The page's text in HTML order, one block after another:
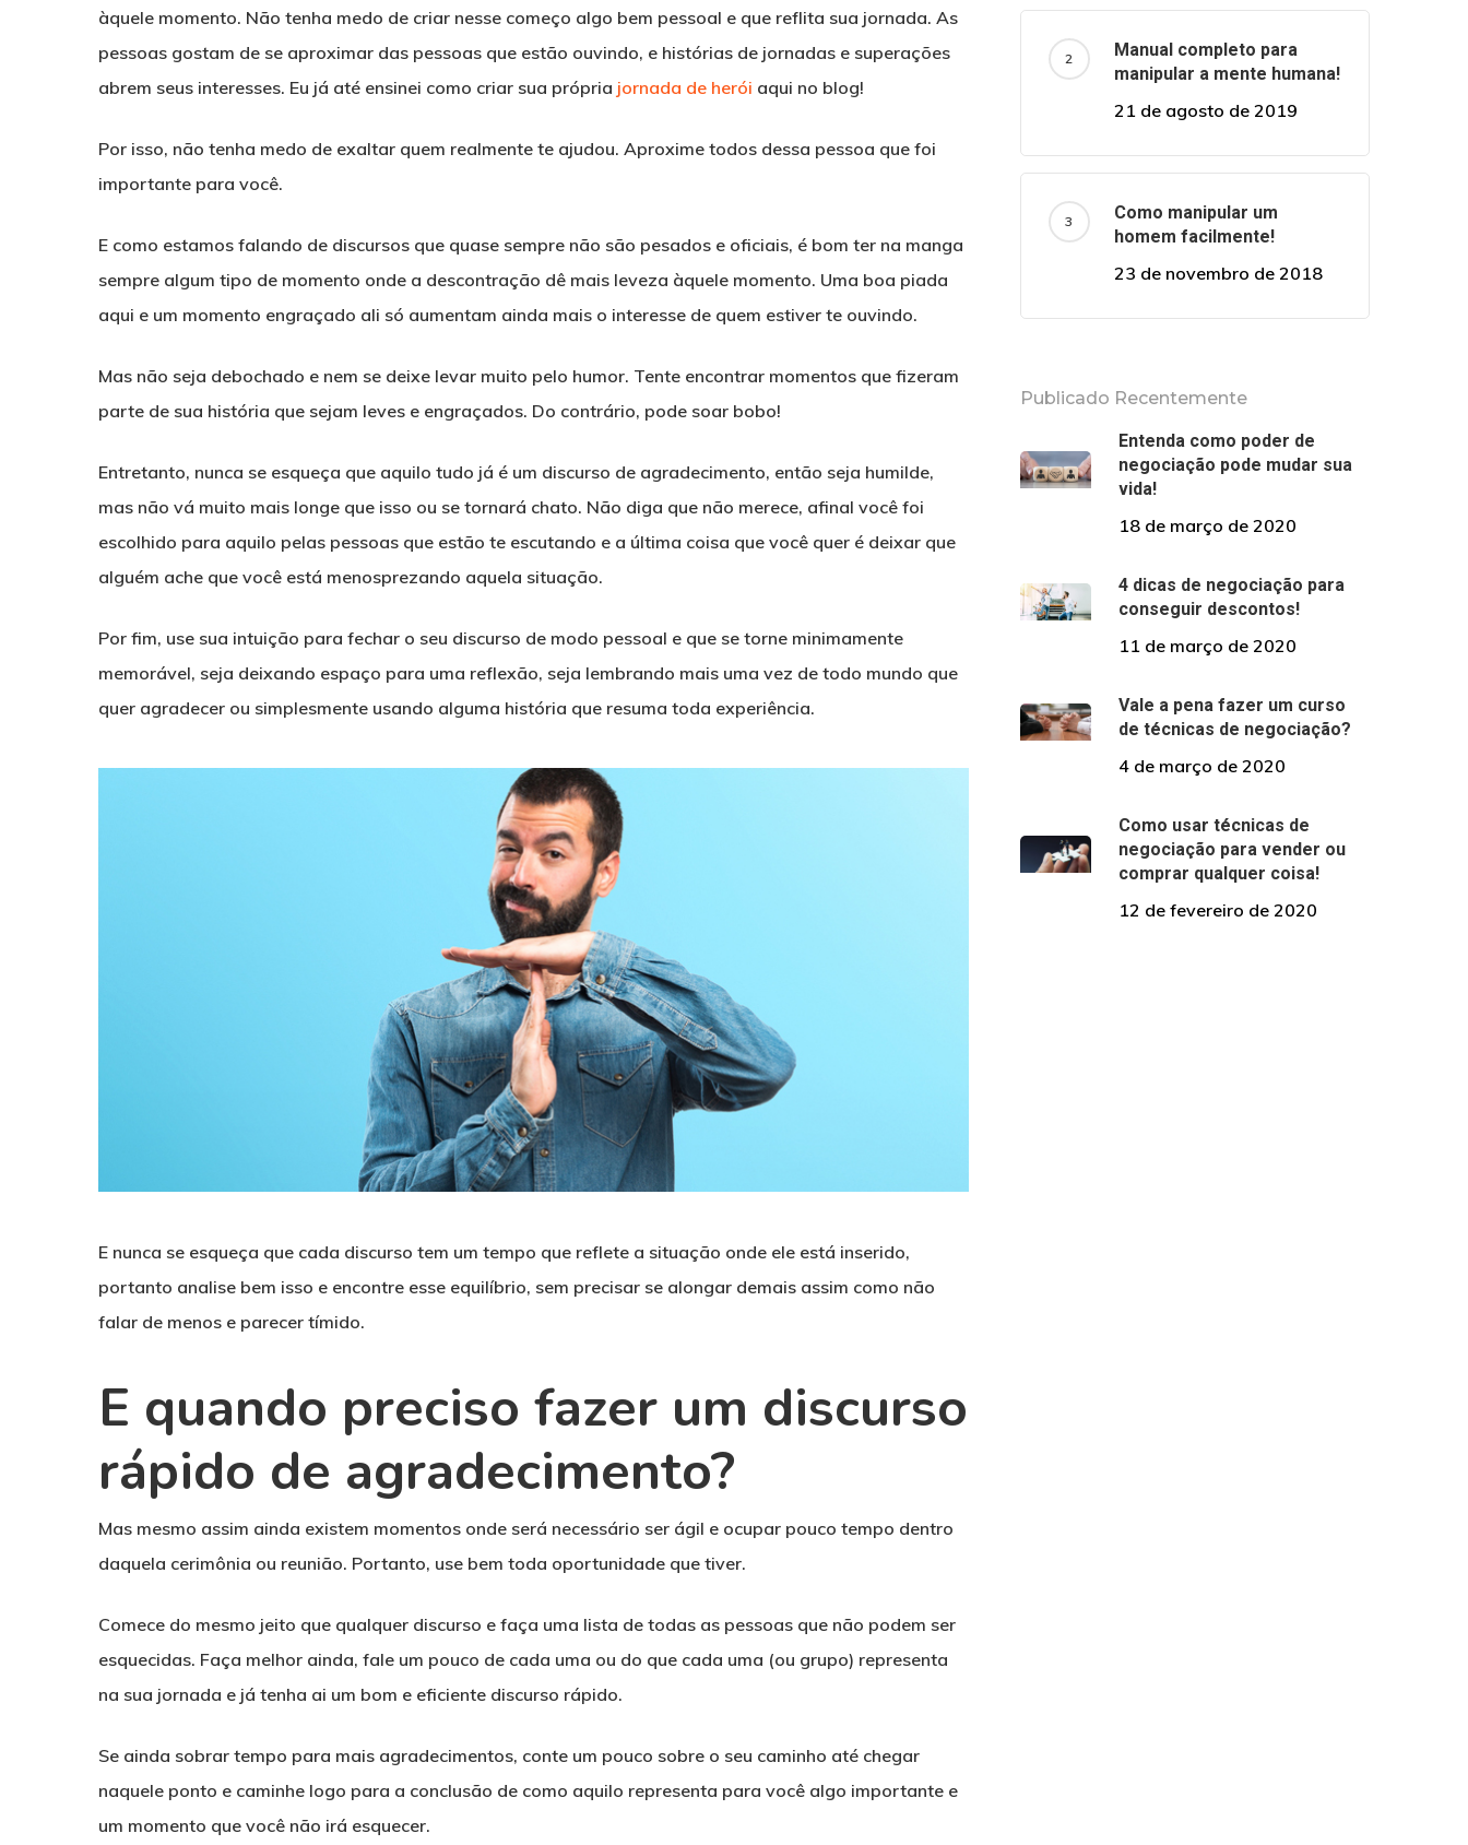
àquele momento. Não tenha medo de criar nesse começo algo bem pessoal e que reflita sua jornada. As
pessoas gostam de se aproximar das pessoas que estão ouvindo, e histórias de jornadas e superações
abrem seus interesses. Eu já até ensinei como criar sua própria jornada de herói aqui no blog!
Por isso, não tenha medo de exaltar quem realmente te ajudou. Aproxime todos dessa pessoa que foi
importante para você.
E como estamos falando de discursos que quase sempre não são pesados e oficiais, é bom ter na manga
sempre algum tipo de momento onde a descontração dê mais leveza àquele momento. Uma boa piada
aqui e um momento engraçado ali só aumentam ainda mais o interesse de quem estiver te ouvindo.
Mas não seja debochado e nem se deixe levar muito pelo humor. Tente encontrar momentos que fizeram
parte de sua história que sejam leves e engraçados. Do contrário, pode soar bobo!
Entretanto, nunca se esqueça que aquilo tudo já é um discurso de agradecimento, então seja humilde,
mas não vá muito mais longe que isso ou se tornará chato. Não diga que não merece, afinal você foi
escolhido para aquilo pelas pessoas que estão te escutando e a última coisa que você quer é deixar que
alguém ache que você está menosprezando aquela situação.
Por fim, use sua intuição para fechar o seu discurso de modo pessoal e que se torne minimamente
memorável, seja deixando espaço para uma reflexão, seja lembrando mais uma vez de todo mundo que
quer agradecer ou simplesmente usando alguma história que resuma toda experiência.
E nunca se esqueça que cada discurso tem um tempo que reflete a situação onde ele está inserido,
portanto analise bem isso e encontre esse equilíbrio, sem precisar se alongar demais assim como não
falar de menos e parecer tímido.
E quando preciso fazer um discurso
rápido de agradecimento?
Mas mesmo assim ainda existem momentos onde será necessário ser ágil e ocupar pouco tempo dentro
daquela cerimônia ou reunião. Portanto, use bem toda oportunidade que tiver.
Comece do mesmo jeito que qualquer discurso e faça uma lista de todas as pessoas que não podem ser
esquecidas. Faça melhor ainda, fale um pouco de cada uma ou do que cada uma (ou grupo) representa
na sua jornada e já tenha ai um bom e eficiente discurso rápido.
Se ainda sobrar tempo para mais agradecimentos, conte um pouco sobre o seu caminho até chegar
naquele ponto e caminhe logo para a conclusão de como aquilo representa para você algo importante e
um momento que você não irá esquecer.
Manual completo para
manipular a mente humana!
21 de agosto de 2019
Como manipular um
homem facilmente!
23 de novembro de 2018
Publicado Recentemente
Entenda como poder de
negociação pode mudar sua
vida!
18 de março de 2020
4 dicas de negociação para
conseguir descontos!
11 de março de 2020
Vale a pena fazer um curso
de técnicas de negociação?
4 de março de 2020
Como usar técnicas de
negociação para vender ou
comprar qualquer coisa!
12 de fevereiro de 2020